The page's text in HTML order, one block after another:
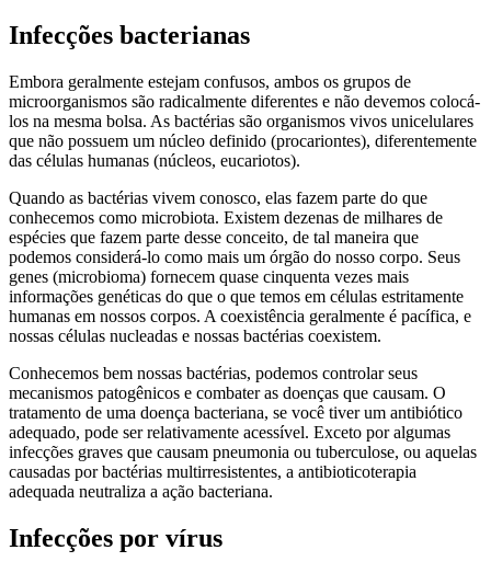
Infecções bacterianas
Embora geralmente estejam confusos, ambos os grupos de
microorganismos são radicalmente diferentes e não devemos colocá-
los na mesma bolsa. As bactérias são organismos vivos unicelulares
que não possuem um núcleo definido (procariontes), diferentemente
das células humanas (núcleos, eucariotos).
Quando as bactérias vivem conosco, elas fazem parte do que
conhecemos como microbiota. Existem dezenas de milhares de
espécies que fazem parte desse conceito, de tal maneira que
podemos considerá-lo como mais um órgão do nosso corpo. Seus
genes (microbioma) fornecem quase cinquenta vezes mais
informações genéticas do que o que temos em células estritamente
humanas em nossos corpos. A coexistência geralmente é pacífica, e
nossas células nucleadas e nossas bactérias coexistem.
Conhecemos bem nossas bactérias, podemos controlar seus
mecanismos patogênicos e combater as doenças que causam. O
tratamento de uma doença bacteriana, se você tiver um antibiótico
adequado, pode ser relativamente acessível. Exceto por algumas
infecções graves que causam pneumonia ou tuberculose, ou aquelas
causadas por bactérias multirresistentes, a antibioticoterapia
adequada neutraliza a ação bacteriana.
Infecções por vírus